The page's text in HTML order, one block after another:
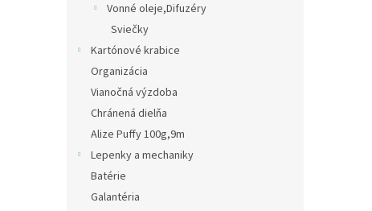
Vonné oleje,Difuzéry
Sviečky
Kartónové krabice
Organizácia
Vianočná výzdoba
Chránená dielňa
Alize Puffy 100g,9m
Lepenky a mechaniky
Batérie
Galantéria